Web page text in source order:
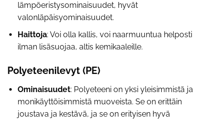
lämpöeristysominaisuudet, hyvät
valonläpäisyominaisuudet.
Haittoja: Voi olla kallis, voi naarmuuntua helposti
ilman lisäsuojaa, altis kemikaaleille.
Polyeteenilevyt (PE)
Ominaisuudet: Polyeteeni on yksi yleisimmistä ja
monikäyttöisimmistä muoveista. Se on erittäin
joustava ja kestävä, ja se on erityisen hyvä